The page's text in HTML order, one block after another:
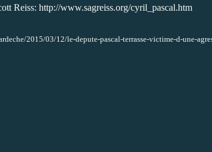
Reiss: http://www.sagreiss.org/cyril_pascal.htm
2015/03/12/le-depute-pascal-terrasse-victime-d-une-